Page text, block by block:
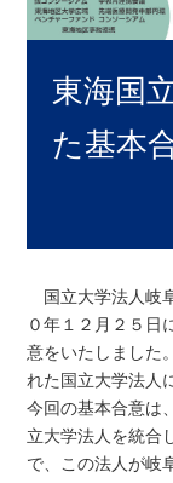
東海国
た基本
国立大学法人岐
０年１２月２５日
意をいたしました
れた国立大学法人
今回の基本合意は
立大学法人を統合
で、この法人が岐